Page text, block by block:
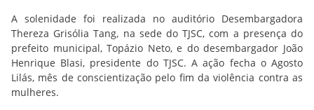
A solenidade foi realizada no auditório Desembargadora
Thereza Grisólia Tang, na sede do TJSC, com a presença do
prefeito municipal, Topázio Neto, e do desembargador João
Henrique Blasi, presidente do TJSC. A ação fecha o Agosto
Lilás, mês de conscientização pelo fim da violência contra as
mulheres.